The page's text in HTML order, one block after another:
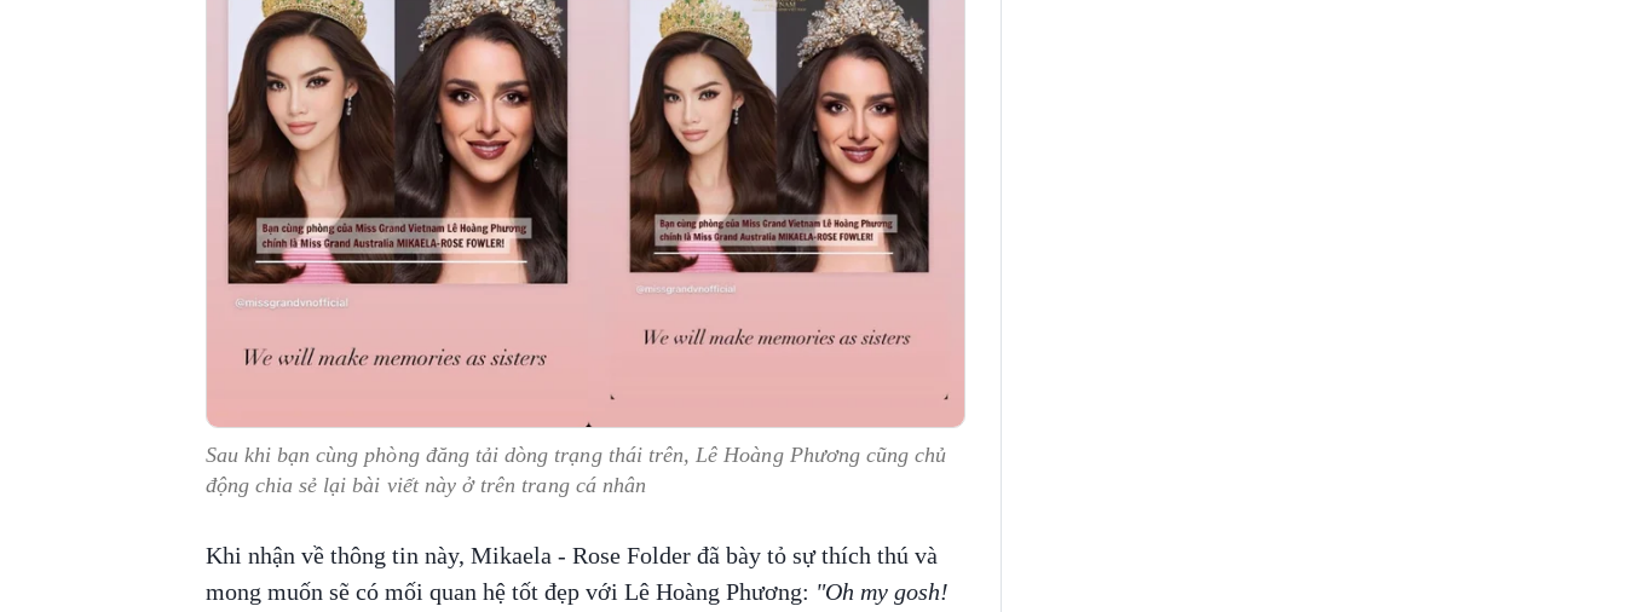
Sau khi bạn cùng phòng đăng tải dòng trạng thái trên, Lê Hoàng Phương cũng chủ
động chia sẻ lại bài viết này ở trên trang cá nhân
Khi nhận về thông tin này, Mikaela - Rose Folder đã bày tỏ sự thích thú và
mong muốn sẽ có mối quan hệ tốt đẹp với Lê Hoàng Phương: "Oh my gosh!